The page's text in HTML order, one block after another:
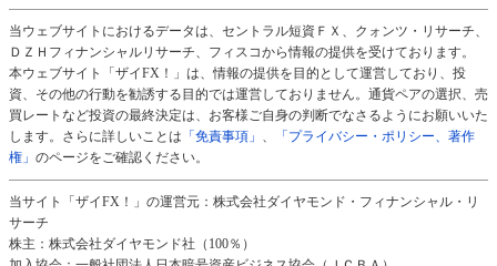
当ウェブサイトにおけるデータは、セントラル短資ＦＸ、クォンツ・リサーチ、
ＤＺＨフィナンシャルリサーチ、フィスコから情報の提供を受けております。
本ウェブサイト「ザイFX！」は、情報の提供を目的として運営しており、投
資、その他の行動を勧誘する目的では運営しておりません。通貨ペアの選択、売
買レートなど投資の最終決定は、お客様ご自身の判断でなさるようにお願いいた
します。さらに詳しいことは 「免責事項」 、
「プライバシー・ポリシー、著作
権」 のページをご確認ください。
当サイト「ザイFX！」の運営元：株式会社ダイヤモンド・フィナンシャル・リ
サーチ
株主：株式会社ダイヤモンド社（100％）